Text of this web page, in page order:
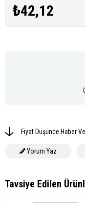
₺42,12
Fiyat Düşünce Haber
Yorum Yaz